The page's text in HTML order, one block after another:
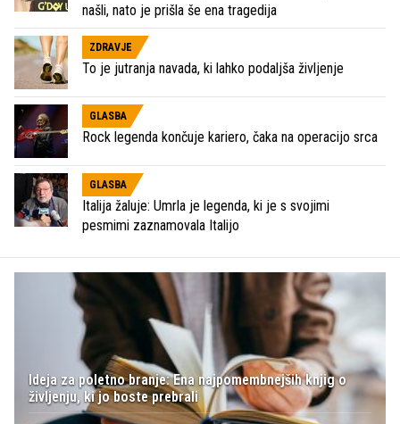
našli, nato je prišla še ena tragedija
ZDRAVJE
To je jutranja navada, ki lahko podaljša življenje
GLASBA
Rock legenda končuje kariero, čaka na operacijo srca
GLASBA
Italija žaluje: Umrla je legenda, ki je s svojimi
pesmimi zaznamovala Italijo
Ideja za poletno branje: Ena najpomembnejših knjig o
življenju, ki jo boste prebrali